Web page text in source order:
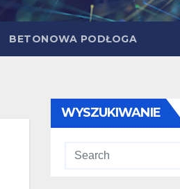
BETONOWA PODŁOGA
WYSZUKIWANIE